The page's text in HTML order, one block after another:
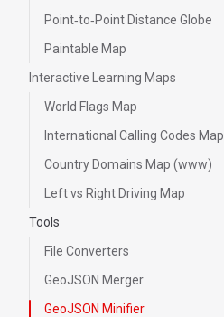
Point‑to‑Point Distance Globe
Paintable Map
Interactive Learning Maps
World Flags Map
International Calling Codes Map
Country Domains Map (www)
Left vs Right Driving Map
Tools
File Converters
GeoJSON Merger
GeoJSON Minifier